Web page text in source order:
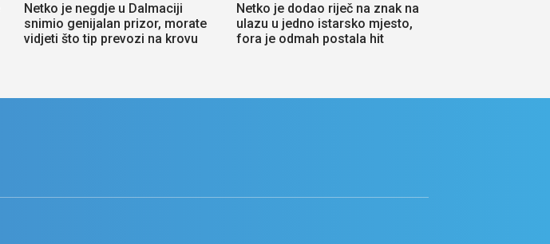
Netko je negdje u Dalmaciji
snimio genijalan prizor, morate
vidjeti što tip prevozi na krovu
Netko je dodao riječ na znak na
ulazu u jedno istarsko mjesto,
fora je odmah postala hit